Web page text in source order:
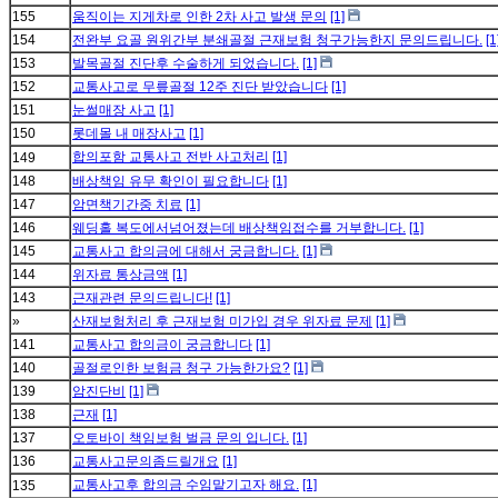
155
움직이는 지게차로 인한 2차 사고 발생 문의 [1]
154
전완부 요골 원위간부 분쇄골절 근재보험 청구가능한지 문의드립니다.
153
발목골절 진단후 수술하게 되었습니다. [1]
152
교통사고로 무릎골절 12주 진단 받았습니다 [1]
151
눈썰매장 사고 [1]
150
롯데몰 내 매장사고 [1]
149
합의포함 교통사고 전반 사고처리 [1]
148
배상책임 유무 확인이 필요합니다 [1]
147
암면책기간중 치료 [1]
146
웨딩홀 복도에서넘어졌는데 배상책임접수를 거부합니다. [1]
145
교통사고 합의금에 대해서 궁금합니다. [1]
144
위자료 통상금액 [1]
143
근재관련 문의드립니다! [1]
»
산재보험처리 후 근재보험 미가입 경우 위자료 문제 [1]
141
교통사고 합의금이 궁금합니다 [1]
140
골절로인한 보험금 청구 가능한가요? [1]
139
암진단비 [1]
138
근재 [1]
137
오토바이 책임보험 벌금 문의 입니다. [1]
136
교통사고문의좀드릴개요 [1]
135
교통사고후 합의금 수임맡기고자 해요. [1]